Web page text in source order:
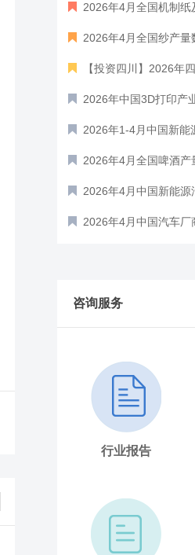
2026年4月全国机制
分析2026年4月全国纱产量
【投资四川】2026年
景分析（附重点产业布局
等）
2026年中国3D打印产
析（附产业链全景图）
2026年1-4月中国新能
行榜TOP10（附榜单）
2026年4月全国啤酒产
2026年4月中国新能
行榜TOP10（附榜单）
2026年4月中国汽车厂
（集团）排行榜（附榜单）
咨询服务
行业报告